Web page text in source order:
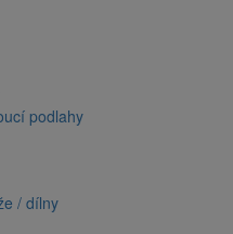
podlahy
/ dílny